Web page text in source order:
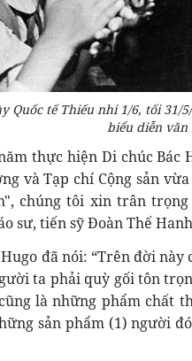
Quốc tế Thiếu nhi 1/6, tối
biểu diễn văn
thực hiện Di chúc Bác
và Tạp chí Cộng sản
chúng tôi xin trân
sư, tiến sỹ Đoàn Thế
đã nói: “Trên đời
ta phải quỳ gối tôn
là những phẩm chất
sản phẩm (1) người